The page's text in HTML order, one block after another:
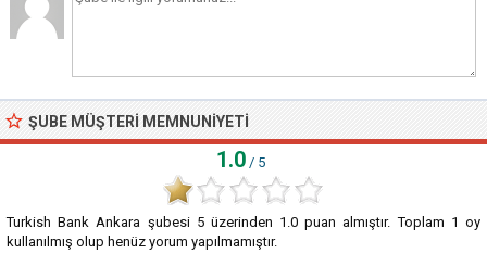
ŞUBE MÜŞTERI MEMNUNIYETI
1.0 / 5
Turkish Bank Ankara şubesi 5üzerinden 1.0 puan almıştır. Toplam 1 oy
kullanılmış olup henüz yorum yapılmamıştır.